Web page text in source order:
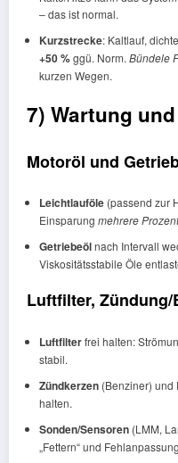
– das ist normal.
Kurzstrecke: Kaltlauf,
+50 %ggü. Norm. Bündele
kurzen Wegen.
7) Wartung
Motoröl und
Leichtlauföle(passend zur
Einsparung mehrere Prozent
Getriebeölnach Intervall
Viskositätsstabile Öle
Luftfilter,
Luftfilterfrei halten:
stabil.
Zündkerzen(Benziner) und
halten.
Sonden/Sensoren(LMM,
„Fettern“ und